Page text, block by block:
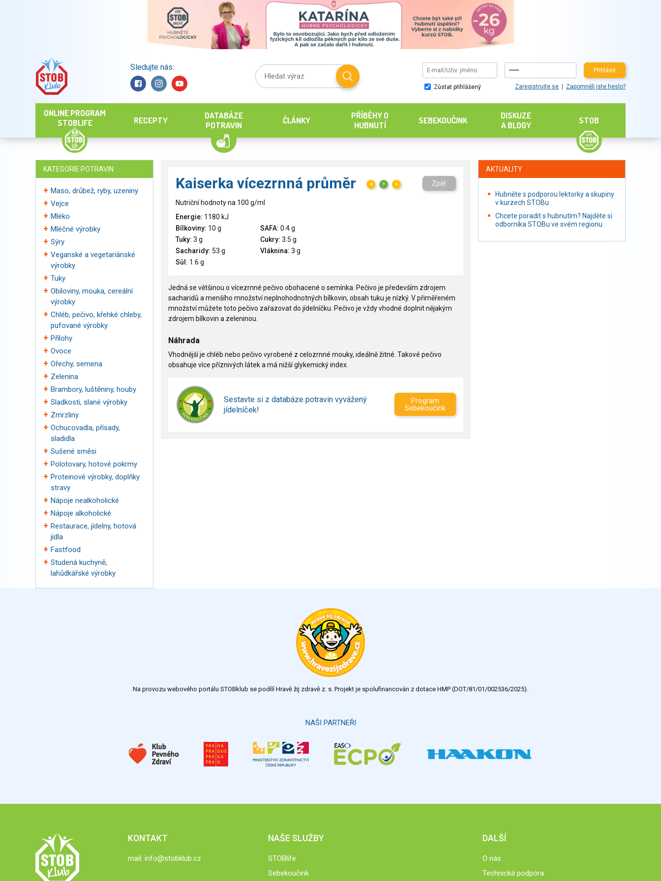
Sledujte nás: Přihlásit
Zůstat přihlášený Zaregistrujte se Zapomněli jste heslo?
ONLINE PROGRAM
STOBLIFE
RECEPTY
DATABÁZE
POTRAVIN
ČLÁNKY
PŘÍBĚHY O
HUBNUTÍ
SEBEKOUČINK
DISKUZE
A BLOGY
STOB
KATEGORIE POTRAVIN
Maso, drůbež, ryby, uzeniny
Vejce
Mléko
Mléčné výrobky
Sýry
Veganské a vegetariánské
výrobky
Tuky
Obiloviny, mouka, cereální
výrobky
Chléb, pečivo, křehké chleby,
pufované výrobky
Přílohy
Ovoce
Ořechy, semena
Zelenina
Brambory, luštěniny, houby
Sladkosti, slané výrobky
Zmrzliny
Ochucovadla, přísady,
sladidla
Sušené směsi
Polotovary, hotové pokrmy
Proteinové výrobky, doplňky
stravy
Nápoje nealkoholické
Nápoje alkoholické
Restaurace, jídelny, hotová
jídla
Fastfood
Studená kuchyně,
lahůdkářské výrobky
Kaiserka vícezrnná průměr H T S Zpět
Nutriční hodnoty na 100 g/ml
Energie: 1180 kJ
Bílkoviny: 10 g SAFA: 0.4 g
Tuky: 3 g Cukry: 3.5 g
Sacharidy: 53 g Vláknina: 3 g
Sůl: 1.6 g
Jedná se většinou o vícezrnné pečivo obohacené o semínka. Pečivo je především zdrojem
sacharidů a menšího množství neplnohodnotných bílkovin, obsah tuku je nízký. V přiměřeném
množství můžete toto pečivo zařazovat do jídelníčku. Pečivo je vždy vhodné doplnit nějakým
zdrojem bílkovin a zeleninou.
Náhrada
Vhodnější je chléb nebo pečivo vyrobené z celozrnné mouky, ideálně žitné. Takové pečivo
obsahuje více příznivých látek a má nižší glykemický index.
Sestavte si z databáze potravin vyvážený
jídelníček!
Program
Sebekoučink
AKTUALITY
Hubněte s podporou lektorky a skupiny
v kurzech STOBu
Chcete poradit s hubnutím? Najděte si
odborníka STOBu ve svém regionu
Na provozu webového portálu STOBklub se podílí Hravě žij zdravě z. s. Projekt je spolufinancován z dotace HMP (DOT/81/01/002536/2025).
NAŠI PARTNEŘI
KONTAKT
mail: info@stobklub.cz
NAŠE SLUŽBY
STOBlife
Sebekoučink
DALŠÍ
O nás
Technická podpora